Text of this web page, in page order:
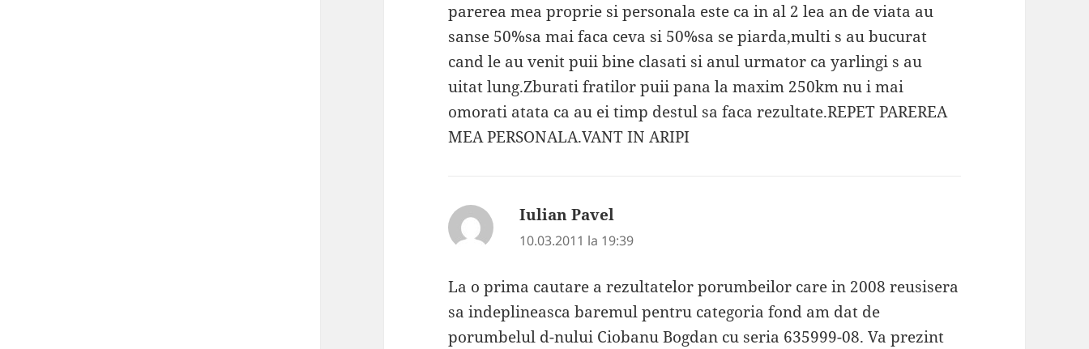
parerea mea proprie si personala este ca in al 2 lea an de viata au
sanse 50%sa mai faca ceva si 50%sa se piarda,multi s au bucurat
cand le au venit puii bine clasati si anul urmator ca yarlingi s au
uitat lung.Zburati fratilor puii pana la maxim 250km nu i mai
omorati atata ca au ei timp destul sa faca rezultate.REPET PAREREA
MEA PERSONALA.VANT IN ARIPI
Iulian Pavel
10.03.2011 la 19:39
La o prima cautare a rezultatelor porumbeilor care in 2008 reusisera
sa indeplineasca baremul pentru categoria fond am dat de
porumbelul d-nului Ciobanu Bogdan cu seria 635999-08. Va prezint